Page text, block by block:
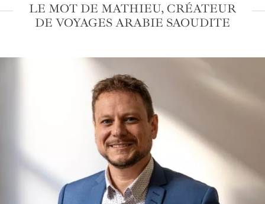
LE MOT DE MATHIEU, CRÉATEUR
DE VOYAGES ARABIE SAOUDITE